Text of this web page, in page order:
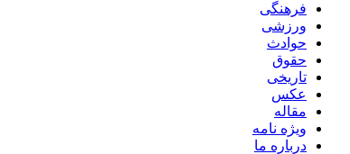
فرهنگی
ورزشی
حوادث
حقوق
تاریخی
عکس
مقاله
ویژه نامه
درباره ما